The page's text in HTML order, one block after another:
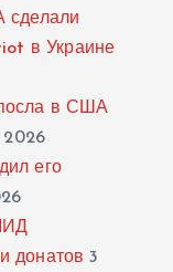
сделали
в Украине
в США
2026
его
донатов 3